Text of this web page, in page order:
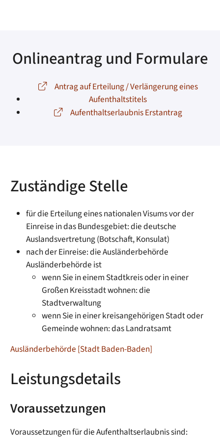
Onlineantrag und Formulare
Antrag auf Erteilung / Verlängerung eines
Aufenthaltstitels
Aufenthaltserlaubnis Erstantrag
Zuständige Stelle
für die Erteilung eines nationalen Visums vor der
Einreise in das Bundesgebiet: die deutsche
Auslandsvertretung (Botschaft, Konsulat)
nach der Einreise: die Ausländerbehörde
Ausländerbehörde ist
wenn Sie in einem Stadtkreis oder in einer
Großen Kreisstadt wohnen: die
Stadtverwaltung
wenn Sie in einer kreisangehörigen Stadt oder
Gemeinde wohnen: das Landratsamt
Ausländerbehörde [Stadt Baden-Baden]
Leistungsdetails
Voraussetzungen
Voraussetzungen für die Aufenthaltserlaubnis sind: